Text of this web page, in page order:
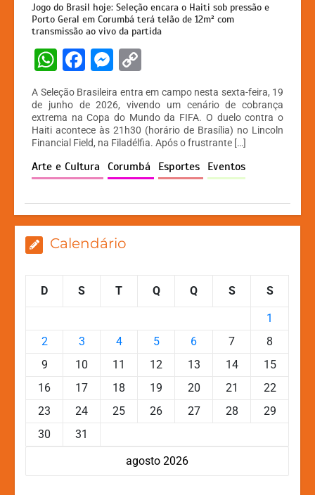
Jogo do Brasil hoje: Seleção encara o Haiti sob pressão e
Porto Geral em Corumbá terá telão de 12m² com
transmissão ao vivo da partida
W
h
at
s
A
p
F
c
e
b
o
k
M
s
s
e
n
er
p
y
Li
n
A Seleção Brasileira entra em campo nesta sexta-feira, 19
de junho de 2026, vivendo um cenário de cobrança
extrema na Copa do Mundo da FIFA. O duelo contra o
Haiti acontece às 21h30 (horário de Brasília) no Lincoln
Financial Field, na Filadélfia. Após o frustrante […]
Arte e Cultura Corumbá Esportes Eventos
Calendário
agosto 2026
D S T Q Q S S
1
2
3 4 5 6 7
8
9
10 11 12 13 14
15
16
17 18 19 20 21
22
23
24 25 26 27 28
29
30
31